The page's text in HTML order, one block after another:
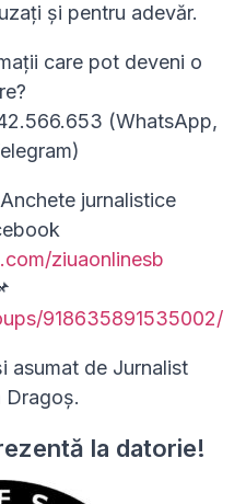
și pentru adevăr.
care pot deveni o
(WhatsApp,
jurnalistice
ziuaonlinesb
918635891535002/
de Jurnalist
Dragoș.
la datorie!